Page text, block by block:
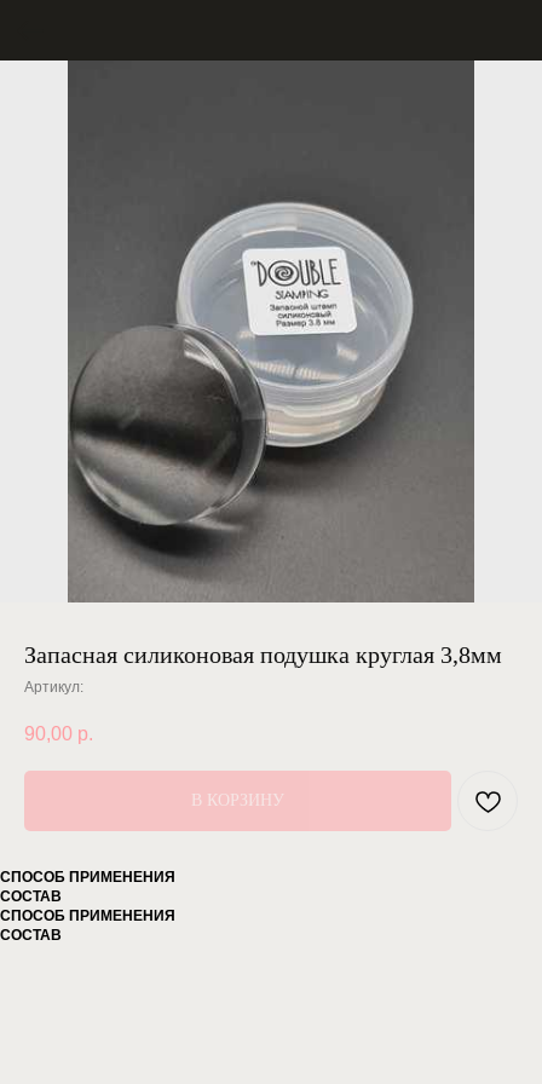
Запасная силиконовая подушка круглая 3,8мм
Артикул:
90,00 р.
В КОРЗИНУ
СПОСОБ ПРИМЕНЕНИЯ
СОСТАВ
СПОСОБ ПРИМЕНЕНИЯ
СОСТАВ